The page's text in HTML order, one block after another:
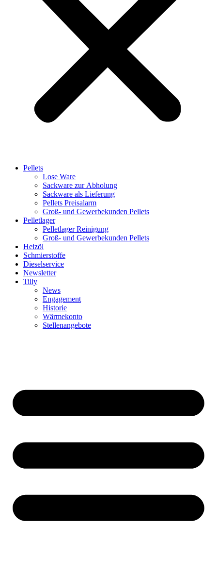
Pellets
Lose Ware
Sackware zur Abholung
Sackware als Lieferung
Pellets Preisalarm
Groß- und Gewerbekunden Pellets
Pelletlager
Pelletlager Reinigung
Groß- und Gewerbekunden Pellets
Heizöl
Schmierstoffe
Dieselservice
Newsletter
Tilly
News
Engagement
Historie
Wärmekonto
Stellenangebote